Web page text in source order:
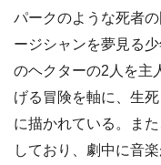
パークのような死者
ージシャンを夢見る
のヘクターの2人を主
げる冒険を軸に、生
に描かれている。ま
しており、劇中に音